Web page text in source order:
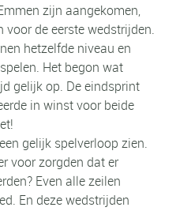
zijn aangekomen,
de eerste wedstrijden.
hetzelfde niveau en
Het begon wat
gelijk op. De eindsprint
in winst voor beide
gelijk spelverloop zien.
voor zorgden dat er
Even alle zeilen
En deze wedstrijden